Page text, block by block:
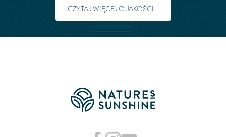
CZYTAJ WIĘCEJ O JAKOŚCI...